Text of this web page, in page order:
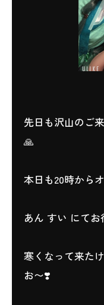
先日も沢山のご
🙏
本日も20時から
あん すい にてお
寒くなって来た
お〜❣️